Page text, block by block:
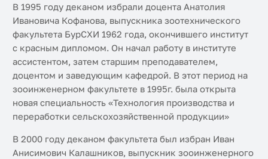
В 1995 году деканом избрали доцента Анатолия
Ивановича Кофанова, выпускника зоотехнического
факультета БурСХИ 1962 года, окончившего институт
с красным дипломом. Он начал работу в институте
ассистентом, затем старшим преподавателем,
доцентом и заведующим кафедрой. В этот период на
зооинженерном факультете в 1995г. была открыта
новая специальность «Технология производства и
переработки сельскохозяйственной продукции»
В 2000 году деканом факультета был избран Иван
Анисимович Калашников, выпускник зооинженерного